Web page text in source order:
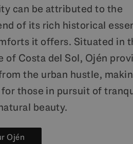
can be attributed to the
of its rich historical
it offers. Situated in
of Costa del Sol, Ojén
the urban hustle,
those in pursuit of
beauty.
Ojén